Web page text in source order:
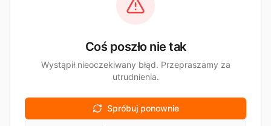
Coś poszło nie tak
Wystąpił nieoczekiwany błąd. Przepraszamy za
utrudnienia.
Spróbuj ponownie